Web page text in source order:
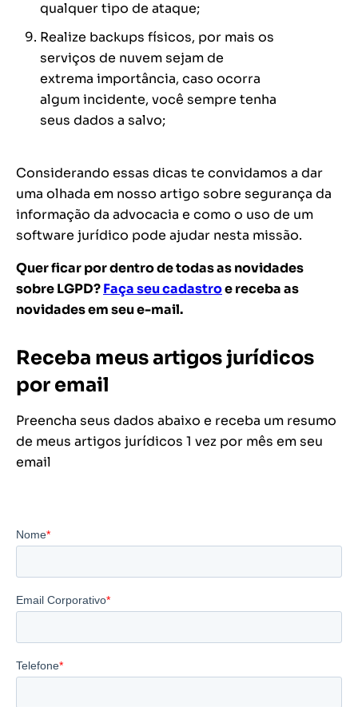
qualquer tipo de ataque;
Realize backups físicos, por mais os
serviços de nuvem sejam de
extrema importância, caso ocorra
algum incidente, você sempre tenha
seus dados a salvo;
Considerando essas dicas te convidamos a dar
uma olhada em nosso artigo sobre segurança da
informação da advocacia e como o uso de um
software jurídico pode ajudar nesta missão.
Quer ficar por dentro de todas as novidades
sobre LGPD?Faça seu cadastroe receba as
novidades em seu e-mail.
Receba meus artigos jurídicos
por email
Preencha seus dados abaixo e receba um resumo
de meus artigos jurídicos 1 vez por mês em seu
email